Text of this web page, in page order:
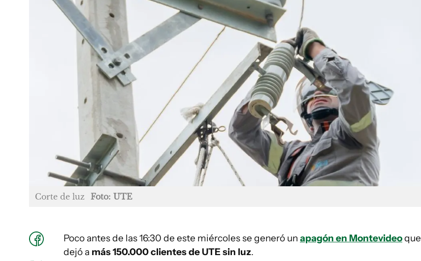
Corte de luz Foto: UTE
Poco antes de las 16:30 de este miércoles se generó un apagón en Montevideoque
dejó a más 150.000 clientes de UTE sin luz.